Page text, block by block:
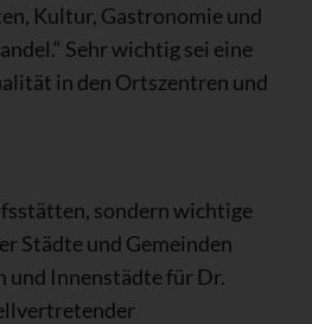
Kultur, Gastronomie und
Sehr wichtig sei eine
in den Ortszentren und
sondern wichtige
Städte und Gemeinden
und Innenstädte für Dr.